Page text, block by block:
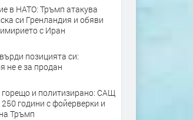
в НАТО: Тръмп атакува
си Гренландия и обяви
с Иран
позицията си:
не е за продан
и политизирано: САЩ
години с фойерверки и
Тръмп